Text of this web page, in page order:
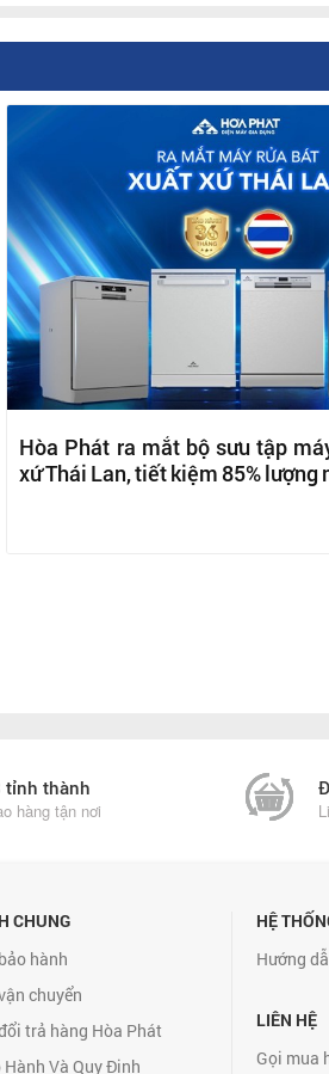
Hòa Phát ra mắt bộ sưu tập
xứ Thái Lan, tiết kiệm 85% lượng
tỉnh thành
hàng tận nơi
CHUNG
hành
chuyển
trả hàng Hòa Phát
Hành Và Quy Định
HỆ
Hướng
LIÊN HỆ
Gọi mua